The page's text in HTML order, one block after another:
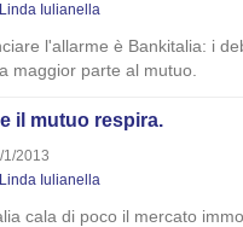
Linda Iulianella
l'allarme è Bankitalia: i
maggior parte al mutuo.
il mutuo respira.
1/2013
Linda Iulianella
cala di poco il mercato